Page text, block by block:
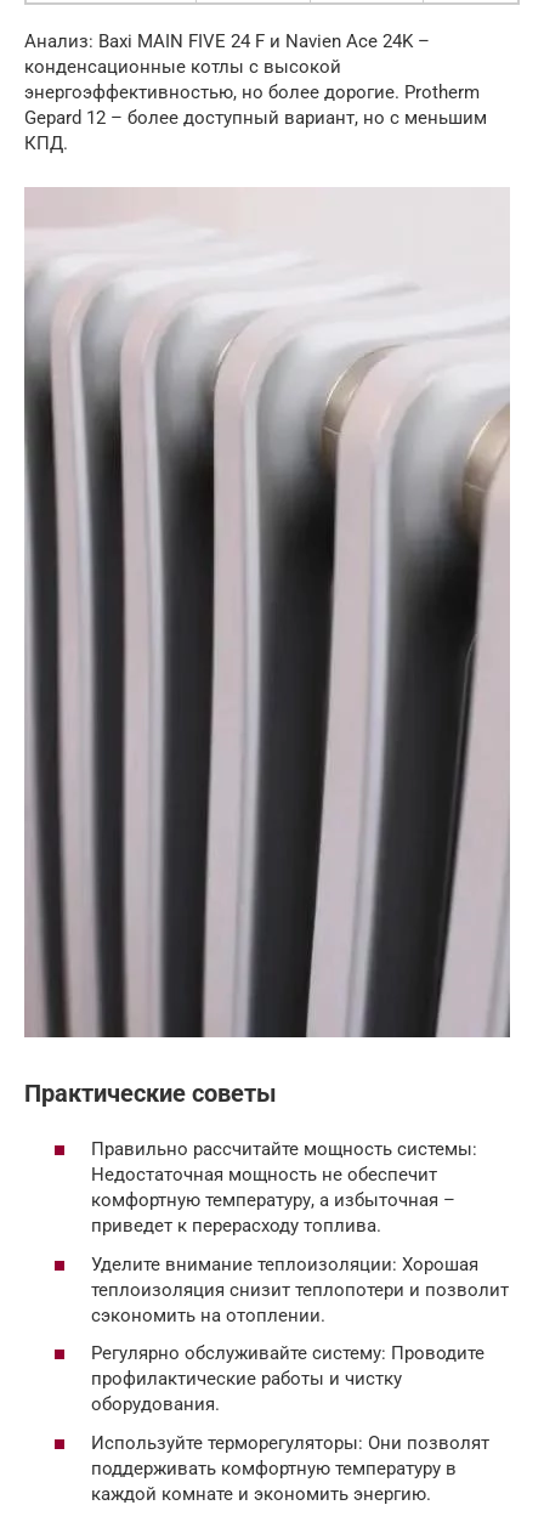
Анализ: Baxi MAIN FIVE 24 F и Navien Ace 24K –
конденсационные котлы с высокой
энергоэффективностью, но более дорогие. Protherm
Gepard 12 – более доступный вариант, но с меньшим
КПД.
Практические советы
Правильно рассчитайте мощность системы:
Недостаточная мощность не обеспечит
комфортную температуру, а избыточная –
приведет к перерасходу топлива.
Уделите внимание теплоизоляции: Хорошая
теплоизоляция снизит теплопотери и позволит
сэкономить на отоплении.
Регулярно обслуживайте систему: Проводите
профилактические работы и чистку
оборудования.
Используйте терморегуляторы: Они позволят
поддерживать комфортную температуру в
каждой комнате и экономить энергию.